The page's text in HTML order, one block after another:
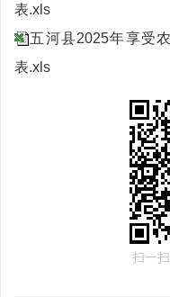
表.xls
五河县2025年享受
表.xls
扫一